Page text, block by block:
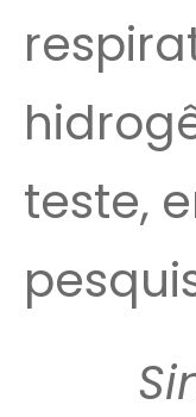
teste,